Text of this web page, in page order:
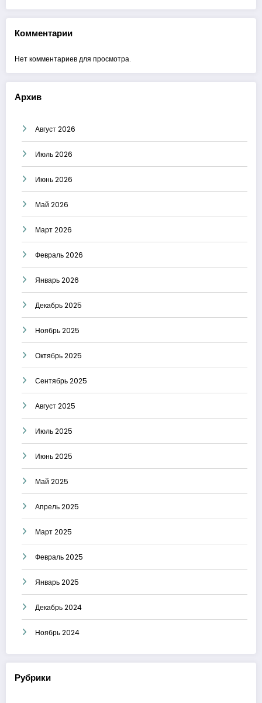
Комментарии
Нет комментариев для просмотра.
Архив
Август 2026
Июль 2026
Июнь 2026
Май 2026
Март 2026
Февраль 2026
Январь 2026
Декабрь 2025
Ноябрь 2025
Октябрь 2025
Сентябрь 2025
Август 2025
Июль 2025
Июнь 2025
Май 2025
Апрель 2025
Март 2025
Февраль 2025
Январь 2025
Декабрь 2024
Ноябрь 2024
Рубрики